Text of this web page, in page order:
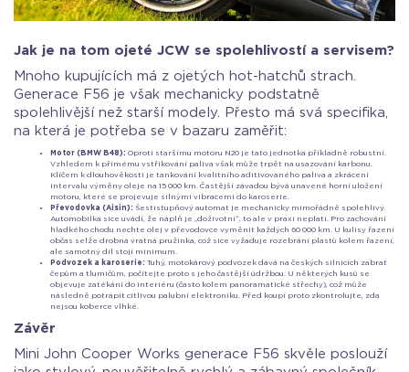
Jak je na tom ojeté JCW se spolehlivostí a servisem?
Mnoho kupujících má z ojetých hot-hatchů strach.
Generace F56 je však mechanicky podstatně
spolehlivější než starší modely. Přesto má svá specifika,
na která je potřeba se v bazaru zaměřit:
Motor (BMW B48): Oproti staršímu motoru N20 je tato jednotka příkladně robustní.
Vzhledem k přímému vstřikování paliva však může trpět na usazování karbonu.
Klíčem k dlouhověkosti je tankování kvalitního aditivovaného paliva a zkrácení
intervalu výměny oleje na 15 000 km. Častější závadou bývá unavené horní uložení
motoru, které se projevuje silnými vibracemi do karoserie.
Převodovka (Aisin): Šestistupňový automat je mechanicky mimořádně spolehlivý.
Automobilka sice uvádí, že náplň je „doživotní“, to ale v praxi neplatí. Pro zachování
hladkého chodu nechte olej v převodovce vyměnit každých 60 000 km. U kulisy řazení
občas selže drobná vratná pružinka, což sice vyžaduje rozebrání plastů kolem řazení,
ale samotný díl stojí minimum.
Podvozek a karoserie: Tuhý, motokárový podvozek dává na českých silnicích zabrat
čepům a tlumičům, počítejte proto s jeho častější údržbou. U některých kusů se
objevuje zatékání do interiéru (často kolem panoramatické střechy), což může
následně potrápit citlivou palubní elektroniku. Před koupí proto zkontrolujte, zda
nejsou koberce vlhké.
Závěr
Mini John Cooper Works generace F56 skvěle poslouží